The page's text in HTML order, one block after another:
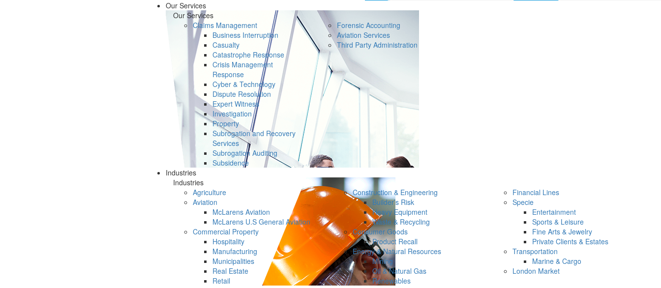
Our Services
Our Services
Claims Management
Business Interruption
Casualty
Catastrophe Response
Crisis Management
Response
Cyber & Technology
Dispute Resolution
Expert Witness
Investigation
Property
Subrogation and Recovery
Services
Subrogation Auditing
Subsidence
Forensic Accounting
Aviation Services
Third Party Administration
Industries
Industries
Agriculture
Aviation
McLarens Aviation
McLarens U.S General Aviation
Commercial Property
Hospitality
Manufacturing
Municipalities
Real Estate
Retail
Construction & Engineering
Builder’s Risk
Heavy Equipment
Waste & Recycling
Consumer Goods
Product Recall
Energy & Natural Resources
Mining
Oil & Natural Gas
Renewables
Financial Lines
Specie
Entertainment
Sports & Leisure
Fine Arts & Jewelry
Private Clients & Estates
Transportation
Marine & Cargo
London Market